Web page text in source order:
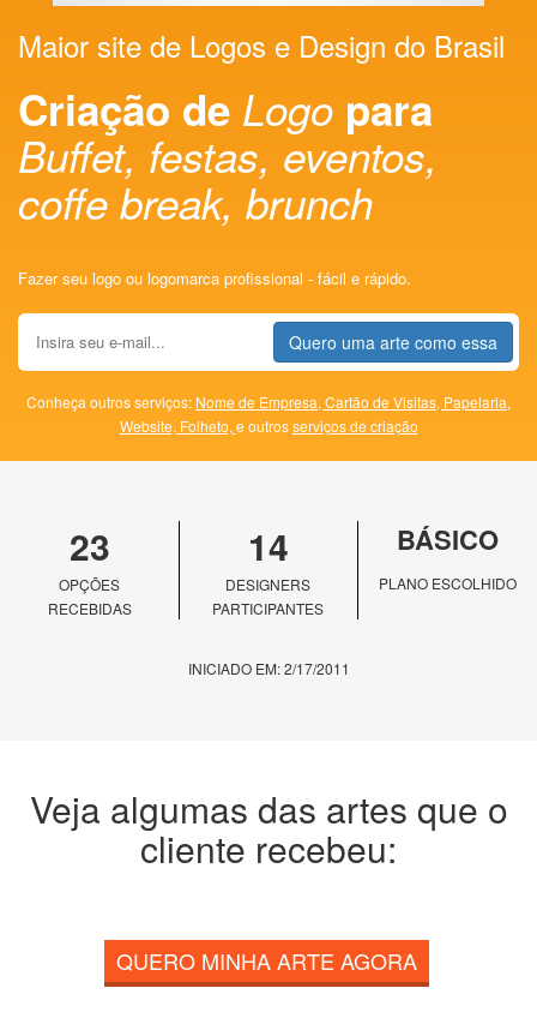
Maior site de Logos e Design do Brasil
Criação de Logo para
Buffet, festas, eventos,
coffe break, brunch
Fazer seu logo ou logomarca profissional - fácil e rápido.
Quero uma arte como essa
Conheça outros serviços: Nome de Empresa, Cartão de Visitas, Papelaria,
Website, Folheto, e outrosserviços de criação
23
OPÇÕES
RECEBIDAS
14
DESIGNERS
PARTICIPANTES
BÁSICO
PLANO ESCOLHIDO
INICIADO EM: 2/17/2011
Veja algumas das artes que o
cliente recebeu:
QUERO MINHA ARTE AGORA